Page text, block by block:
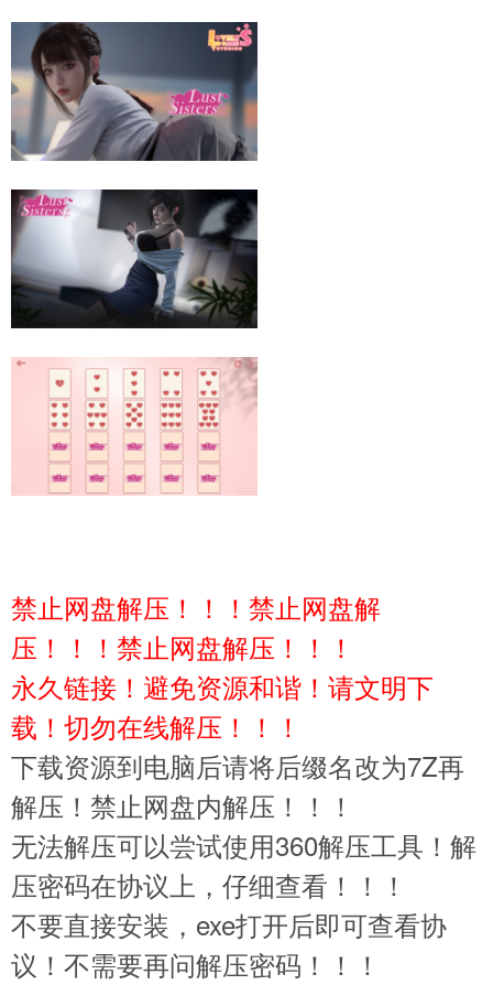
禁止网盘解压！！！禁止网盘解
压！！！禁止网盘解压！！！
永久链接！避免资源和谐！请文明下
载！切勿在线解压！！！
下载资源到电脑后请将后缀名改为7Z再
解压！禁止网盘内解压！！！
无法解压可以尝试使用360解压工具！解
压密码在协议上，仔细查看！！！
不要直接安装，exe打开后即可查看协
议！不需要再问解压密码！！！